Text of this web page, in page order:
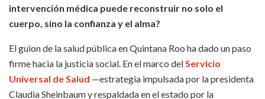
intervención médica puede reconstruir no solo el
cuerpo, sino la confianza y el alma?
El guion de la salud pública en Quintana Roo ha dado un paso
firme hacia la justicia social. En el marco del Servicio
Universal de Salud —estrategia impulsada por la presidenta
Claudia Sheinbaum y respaldada en el estado por la